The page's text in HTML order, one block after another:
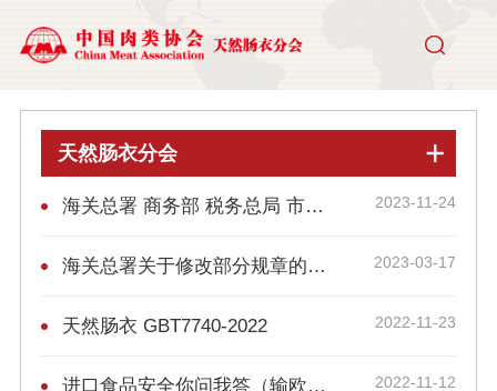
天然肠衣分会
海关总署 商务部 税务总局 市场监管总局 国家外汇局公告2023年第164号丨关于进一步便利电子口岸 2023-11-24
海关总署关于修改部分规章的决定（海关总署第262号令） 2023-03-17
天然肠衣 GBT7740-2022 2022-11-23
进口食品安全你问我答（输欧盟食品药残新规篇） 2022-11-12